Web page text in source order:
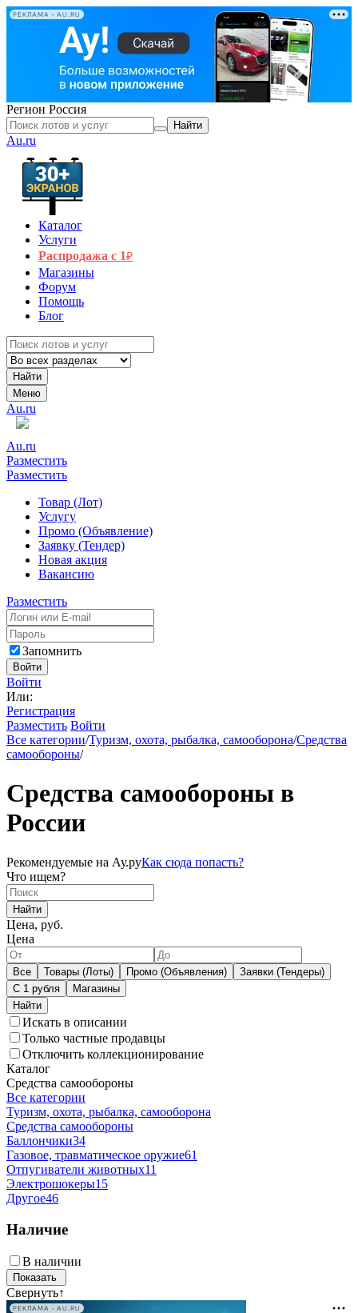
РЕКЛАМА • AU.RU
Регион Россия
Найти
Au.ru
Каталог
Услуги
Распродажа с 1₽
Магазины
Форум
Помощь
Блог
Найти
Меню
Au.ru
Au.ru
Разместить
Разместить
Товар (Лот)
Услугу
Промо (Объявление)
Заявку (Тендер)
Новая акция
Вакансию
Разместить
Запомнить
Войти
Войти
Или:
Регистрация
Разместить Войти
Все категории/Туризм, охота, рыбалка, самооборона/Средства
самообороны/
Средства самообороны в
России
Рекомендуемые на Ау.руКак сюда попасть?
Что ищем?
Найти
Цена, руб.
Цена
Все Товары (Лоты) Промо (Объявления)
Заявки (Тендеры)
С 1 рубля
Магазины
Искать в описании
Только частные продавцы
Отключить коллекционирование
Каталог
Средства самообороны
Все категории
Туризм, охота, рыбалка, самооборона
Средства самообороны
Баллончики34
Газовое, травматическое оружие61
Отпугиватели животных11
Электрошокеры15
Другое46
Наличие
В наличии
Свернуть↑
РЕКЛАМА • AU.RU